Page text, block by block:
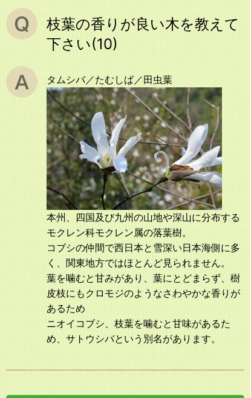
枝葉の香りが良い木を教えて
下さい(10)
タムシバ／たむしば／田虫葉
本州、四国及び九州の山地や深山に分布する
モクレン科モクレン属の落葉樹。
コブシの仲間で西日本と雪深い日本海側に多
く、関東地方ではほとんど見られません。
葉を噛むと甘みがあり、葉にとどまらず、樹
皮枝にもクロモジのようなさわやかな香りが
あるため
ニオイコブシ、枝葉を噛むと甘味があるた
め、サトウシバという別名があります。